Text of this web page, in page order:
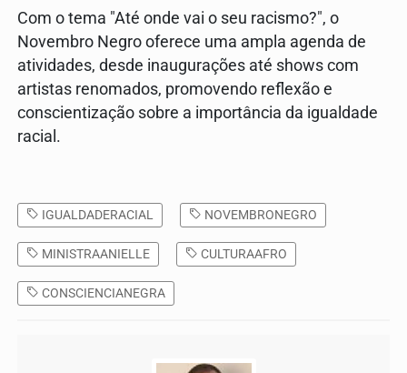
Com o tema "Até onde vai o seu racismo?", o
Novembro Negro oferece uma ampla agenda de
atividades, desde inaugurações até shows com
artistas renomados, promovendo reflexão e
conscientização sobre a importância da igualdade
racial.
IGUALDADERACIAL NOVEMBRONEGRO
MINISTRAANIELLE CULTURAAFRO
CONSCIENCIANEGRA